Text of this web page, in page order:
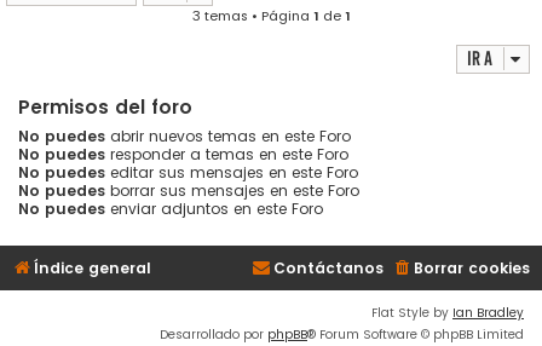
3 temas • Página 1 de1
Ir a
Permisos del foro
No puedes abrir nuevos temas en este Foro
No puedes responder a temas en este Foro
No puedes editar sus mensajes en este Foro
No puedes borrar sus mensajes en este Foro
No puedes enviar adjuntos en este Foro
Índice general Borrar cookies
Contáctanos
Flat Style by Ian Bradley
Desarrollado por phpBB® Forum Software © phpBB Limited